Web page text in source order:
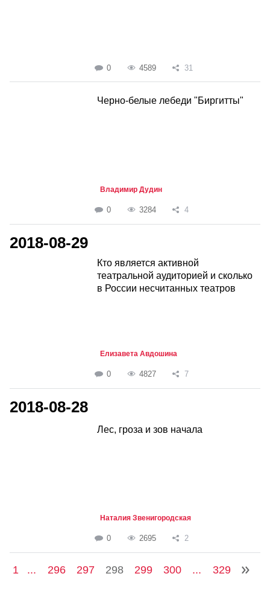
0 4589 31
Черно-белые лебеди "Биргитты"
Владимир Дудин
0 3284 4
2018-08-29
Кто является активной
театральной аудиторией и сколько
в России несчитанных театров
Елизавета Авдошина
0 4827 7
2018-08-28
Лес, гроза и зов начала
Наталия Звенигородская
0 2695 2
1 ... 296 297 298 299 300 ... 329